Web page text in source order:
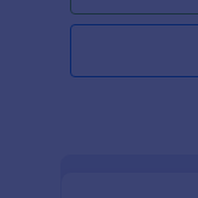
können, dass